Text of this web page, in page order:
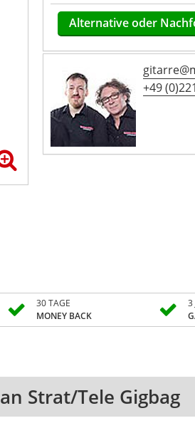
Alternative oder
+49
30 TAGE
MONEY BACK
3
Strat/Tele Gigbag